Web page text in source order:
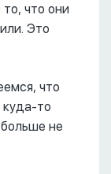
что они
Это
что
куда-то
не